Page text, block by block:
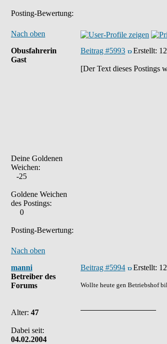
Posting-Bewertung:
Nach oben
Obusfahrerin
Gast
Deine Goldenen
Weichen:
-25
Goldene Weichen
des Postings:
0
Posting-Bewertung:
Beitrag #5993 Erstellt:
[Der Text dieses Postings
Nach oben
manni
Betreiber des
Forums
Alter: 47
Dabei seit:
04.02.2004
Beitrag #5994 Erstellt:
Wollte heute gen Betriebshof